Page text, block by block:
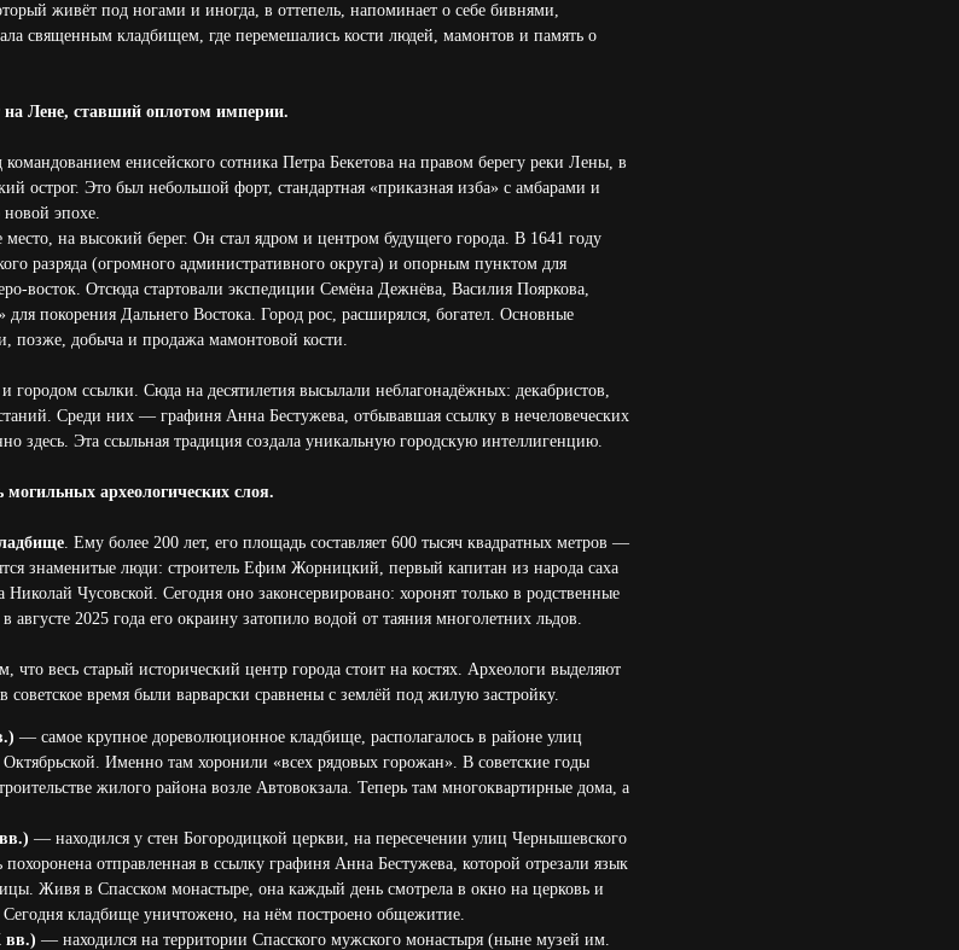
живёт под ногами и иногда, в оттепель, напоминает о себе бивнями,
священным кладбищем, где перемешались кости людей, мамонтов и память о
Лене, ставший оплотом империи.
командованием енисейского сотника Петра Бекетова на правом берегу реки Лены, в
острог. Это был небольшой форт, стандартная «приказная изба» с амбарами и
эпохе.
на высокий берег. Он стал ядром и центром будущего города. В 1641 году
разряда (огромного административного округа) и опорным пунктом для
восток. Отсюда стартовали экспедиции Семёна Дежнёва, Василия Пояркова,
покорения Дальнего Востока. Город рос, расширялся, богател. Основные
позже, добыча и продажа мамонтовой кости.
ссылки. Сюда на десятилетия высылали неблагонадёжных: декабристов,
Среди них — графиня Анна Бестужева, отбывавшая ссылку в нечеловеческих
здесь. Эта ссыльная традиция создала уникальную городскую интеллигенцию.
археологических слоя.
. Ему более 200 лет, его площадь составляет 600 тысяч квадратных метров —
знаменитые люди: строитель Ефим Жорницкий, первый капитан из народа саха
Чусовской. Сегодня оно законсервировано: хоронят только в родственные
2025 года его окраину затопило водой от таяния многолетних льдов.
весь старый исторический центр города стоит на костях. Археологи выделяют
время были варварски сравнены с землёй под жилую застройку.
— самое крупное дореволюционное кладбище, располагалось в районе улиц
Именно там хоронили «всех рядовых горожан». В советские годы
жилого района возле Автовокзала. Теперь там многоквартирные дома, а
— находился у стен Богородицкой церкви, на пересечении улиц Чернышевского
похоронена отправленная в ссылку графиня Анна Бестужева, которой отрезали язык
Живя в Спасском монастыре, она каждый день смотрела в окно на церковь и
кладбище уничтожено, на нём построено общежитие.
вв.) — находился на территории Спасского мужского монастыря (ныне музей им.